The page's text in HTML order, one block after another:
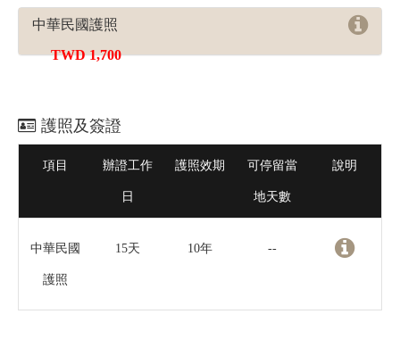
中華民國護照
TWD 1,700
護照及簽證
項目 辦證工作
日
護照效期 可停留當
地天數
說明
中華民國
護照
15天 10年 --